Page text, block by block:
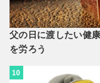
父の日に渡したい健
を労ろう
10